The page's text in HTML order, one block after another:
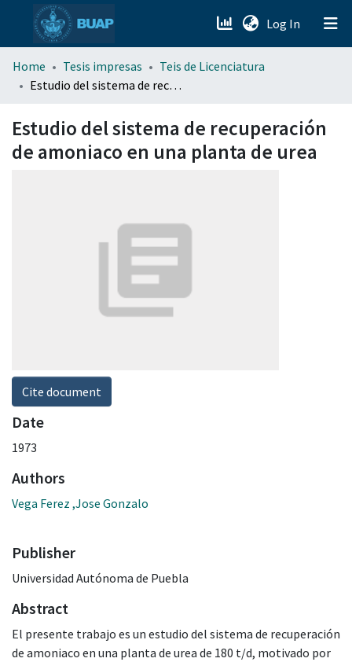
Log In (current)
menu.section.about_menu
Home Tesis impresas
Teis de Licenciatura
Estudio del sistema de recuperación de amoniaco en una planta de urea
Estudio del sistema de recuperación
de amoniaco en una planta de urea
Cite document
Date
1973
Authors
Vega Ferez ,Jose Gonzalo
Publisher
Universidad Autónoma de Puebla
Abstract
El presente trabajo es un estudio del sistema de recuperación
de amoniaco en una planta de urea de 180 t/d, motivado por